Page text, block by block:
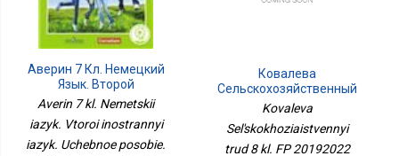
Аверин 7 Кл. Немецкий
Язык. Второй
Иностранный Язык.
Часть 3 Для
Слабовидящих
Averin 7 kl. Nemetskii
iazyk. Vtoroi inostrannyi
iazyk. Uchebnoe posobie.
Ковалева
Сельскохозяйственный
Труд 8 Кл. ФП 20192022
Обучающихся С
Интеллектуальными
Kovaleva
Sel'skokhoziaistvennyi
trud 8 kl. FP 20192022